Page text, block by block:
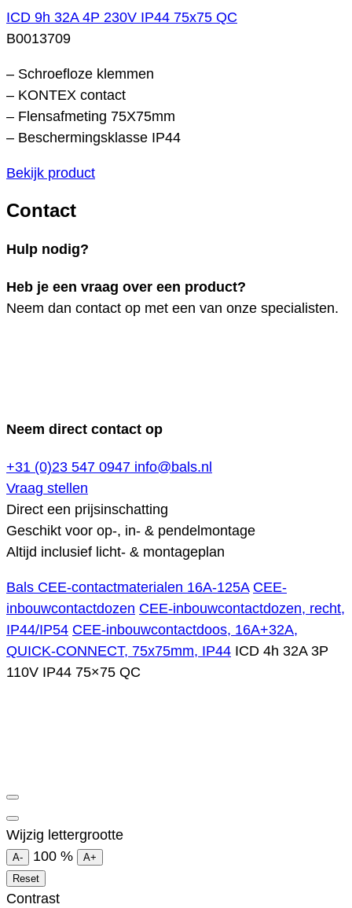
ICD 9h 32A 4P 230V IP44 75x75 QC
B0013709
– Schroefloze klemmen
– KONTEX contact
– Flensafmeting 75X75mm
– Beschermingsklasse IP44
Bekijk product
Contact
Hulp nodig?
Heb je een vraag over een product?
Neem dan contact op met een van onze specialisten.
Neem direct contact op
+31 (0)23 547 0947 info@bals.nl
Vraag stellen
Direct een prijsinschatting
Geschikt voor op-, in- & pendelmontage
Altijd inclusief licht- & montageplan
Bals CEE-contactmaterialen 16A-125A CEE-
inbouwcontactdozen CEE-inbouwcontactdozen, recht,
IP44/IP54 CEE-inbouwcontactdoos, 16A+32A,
QUICK-CONNECT, 75x75mm, IP44 ICD 4h 32A 3P
110V IP44 75×75 QC
Wijzig lettergrootte
A- 100 %
A+
Reset
Contrast